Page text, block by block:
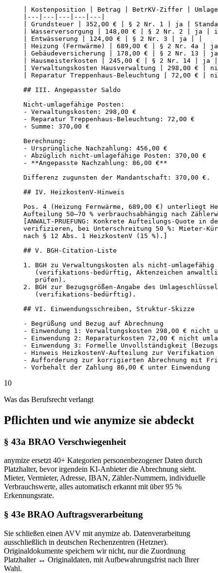
| Kostenposition | Betrag | BetrKV-Ziffer |
|---|---|---|---|---|
| Grundsteuer | 352,00 € | § 2 Nr. 1 | ja |
| Wasserversorgung | 148,00 € | § 2 Nr. 2 | ja |
| Entwässerung | 124,00 € | § 2 Nr. 3 | ja | |
| Heizung (Fernwärme) | 689,00 € | § 2 Nr. 4a |
| Gebäudeversicherung | 178,00 € | § 2 Nr. 13 |
| Hausmeisterkosten | 245,00 € | § 2 Nr. 14 |
| Verwaltungskosten Hausverwaltung | 298,00 € |
| Reparatur Treppenhaus-Beleuchtung | 72,00
## III. Angepasster Saldo
Nicht-umlagefähige Posten:
- Verwaltungskosten: 298,00 €
- Reparatur Treppenhaus-Beleuchtung: 72,00 €
- Summe: 370,00 €
Berechnung:
- Ursprüngliche Nachzahlung: 456,00 €
- Abzüglich nicht-umlagefähige Posten: 370,00 €
- **Angepasste Nachzahlung: 86,00 €**
Differenz zugunsten der Mandantschaft: 370,00 €.
## IV. HeizkostenV-Hinweis
Pos. 4 (Heizung Fernwärme, 689,00 €) unterliegt
Aufteilung 50–70 % verbrauchsabhängig nach
[ANWALT-PRUEFUNG: Konkrete Aufteilungs-Quote in
verifizieren, bei Unterschreitung 50 %: Mieter-
nach § 12 Abs. 1 HeizkostenV (15 %).]
## V. BGH-Citation-Liste
1. BGH zu Verwaltungskosten als nicht-umlagefähig
(verifikations-bedürftig, Aktenzeichen
   prüfen).
2. BGH zur Bezugsgrößen-Angabe des
   (verifikations-bedürftig).
## VI. Einwendungsschreiben, Struktur-Skizze
- Begrüßung und Bezug auf Abrechnung
- Einwendung 1: Verwaltungskosten 298,00 € nicht
- Einwendung 2: Reparaturkosten 72,00 € nicht
- Einwendung 3: Formelle Unvollständigkeit
- Hinweis HeizkostenV-Aufteilung zur Verifikation
- Aufforderung zur korrigierten Abrechnung mit
- Vorbehalt der Zahlung 86,00 € unter Einwendung
10
Was das Berufsrecht verlangt
Pflichten und wie anymize sie abdeckt
§ 43a BRAO Verschwiegenheit
anymize ersetzt 40+ Kategorien personenbezogener Daten durch
Platzhalter, bevor irgendein KI-Anbieter die Abrechnung sieht.
Mieter, Vermieter, Adresse, IBAN, Zähler-Nummern, individuelle
Verbrauchswerte, alles automatisch erkannt mit über 95 %
Erkennungsrate.
§ 43e BRAO Auftragsverarbeitung
Sie schließen einen AVV mit anymize ab. Datenverarbeitung
ausschließlich in deutschen Rechenzentren (Hetzner).
Originaldokumente speichern wir nicht, nur die Zuordnung
Platzhalter ↔ Originaldaten, mit Aufbewahrungsfrist nach Ihrer
Wahl.